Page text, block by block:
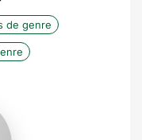
de genre